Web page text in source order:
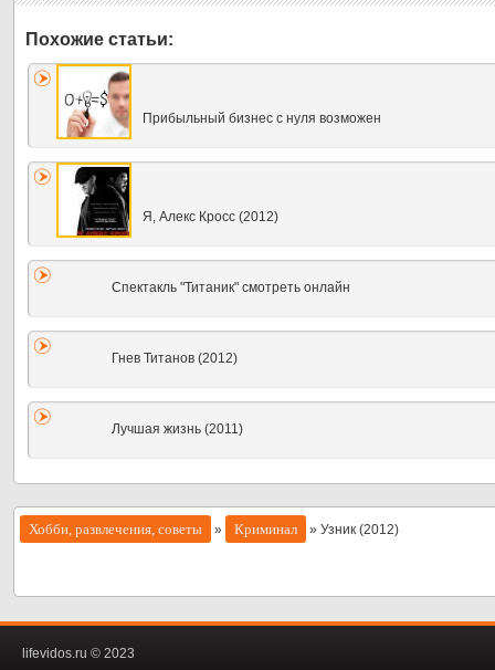
Прибыльный бизнес с нуля возможен
Я, Алекс Кросс (2012)
Спектакль "Титаник" смотреть онлайн
Гнев Титанов (2012)
Лучшая жизнь (2011)
Хобби, развлечения, советы » Криминал » Узник (2012)
lifevidos.ru © 2023